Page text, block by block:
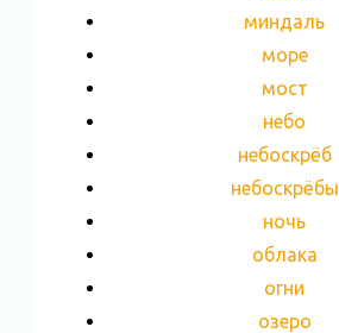
миндаль
море
мост
небо
небоскрёб
небоскрёбы
ночь
облака
огни
озеро